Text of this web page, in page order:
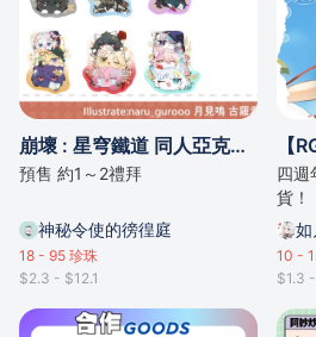
崩壞 : 星穹鐵道 同人亞克力掛件 貓貓三人組
預售 約1～2禮拜
神秘令使的徬徨庭
18 - 95 珍珠
$2.3 - $12.1
四週
貨！
如
10 -
$1.3